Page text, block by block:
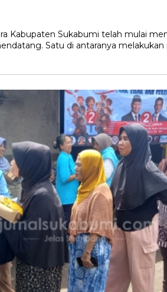
Kabupaten Sukabumi telah mulai
Satu di antaranya melakukan